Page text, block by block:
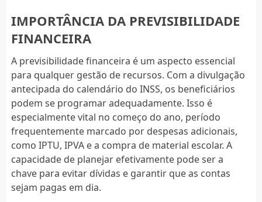
IMPORTÂNCIA DA PREVISIBILIDADE
FINANCEIRA
A previsibilidade financeira é um aspecto essencial
para qualquer gestão de recursos. Com a divulgação
antecipada do calendário do INSS, os beneficiários
podem se programar adequadamente. Isso é
especialmente vital no começo do ano, período
frequentemente marcado por despesas adicionais,
como IPTU, IPVA e a compra de material escolar. A
capacidade de planejar efetivamente pode ser a
chave para evitar dívidas e garantir que as contas
sejam pagas em dia.